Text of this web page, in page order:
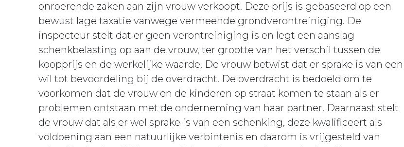
onroerende zaken aan zijn vrouw verkoopt. Deze prijs is gebaseerd op een
bewust lage taxatie vanwege vermeende grondverontreiniging. De
inspecteur stelt dat er geen verontreiniging is en legt een aanslag
schenkbelasting op aan de vrouw, ter grootte van het verschil tussen de
koopprijs en de werkelijke waarde. De vrouw betwist dat er sprake is van een
wil tot bevoordeling bij de overdracht. De overdracht is bedoeld om te
voorkomen dat de vrouw en de kinderen op straat komen te staan als er
problemen ontstaan met de onderneming van haar partner. Daarnaast stelt
de vrouw dat als er wel sprake is van een schenking, deze kwalificeert als
voldoening aan een natuurlijke verbintenis en daarom is vrijgesteld van